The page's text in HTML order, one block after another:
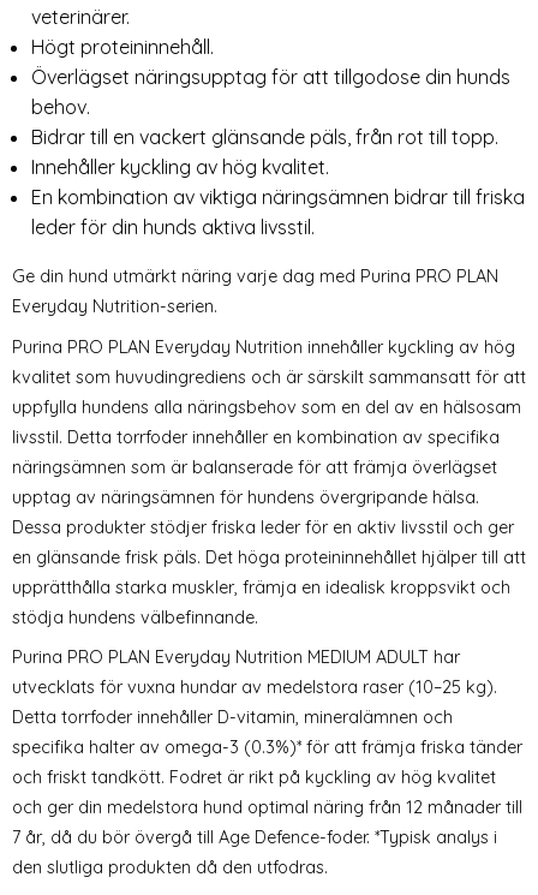
veterinärer.
Högt proteininnehåll.
Överlägset näringsupptag för att tillgodose din hunds
behov.
Bidrar till en vackert glänsande päls, från rot till topp.
Innehåller kyckling av hög kvalitet.
En kombination av viktiga näringsämnen bidrar till friska
leder för din hunds aktiva livsstil.
Ge din hund utmärkt näring varje dag med Purina PRO PLAN
Everyday Nutrition-serien.
Purina PRO PLAN Everyday Nutrition innehåller kyckling av hög
kvalitet som huvudingrediens och är särskilt sammansatt för att
uppfylla hundens alla näringsbehov som en del av en hälsosam
livsstil. Detta torrfoder innehåller en kombination av specifika
näringsämnen som är balanserade för att främja överlägset
upptag av näringsämnen för hundens övergripande hälsa.
Dessa produkter stödjer friska leder för en aktiv livsstil och ger
en glänsande frisk päls. Det höga proteininnehållet hjälper till att
upprätthålla starka muskler, främja en idealisk kroppsvikt och
stödja hundens välbefinnande.
Purina PRO PLAN Everyday Nutrition MEDIUM ADULT har
utvecklats för vuxna hundar av medelstora raser (10–25 kg).
Detta torrfoder innehåller D-vitamin, mineralämnen och
specifika halter av omega-3 (0.3%)* för att främja friska tänder
och friskt tandkött. Fodret är rikt på kyckling av hög kvalitet
och ger din medelstora hund optimal näring från 12 månader till
7 år, då du bör övergå till Age Defence-foder. *Typisk analys i
den slutliga produkten då den utfodras.